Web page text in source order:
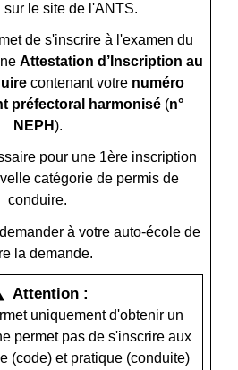
sur le site de l'ANTS.
de s'inscrire à l'examen du
Attestation d’Inscription au
contenant votre numéro
préfectoral harmonisé(n°
NEPH).
pour une 1èreinscription
catégorie de permis de
conduire.
à votre auto-école de
la demande.
Attention :
uniquement d'obtenir un
permet pas de s'inscrire aux
(code) et pratique (conduite)